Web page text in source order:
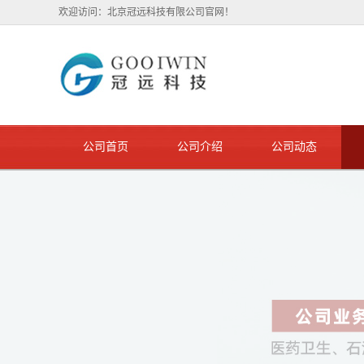
欢迎访问：北京冠远科技有限公司官网！
公司首页 公司介绍 公司动态